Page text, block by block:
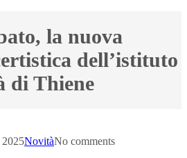
la nuova
dell’istituto
di Thiene
NovitàNo comments